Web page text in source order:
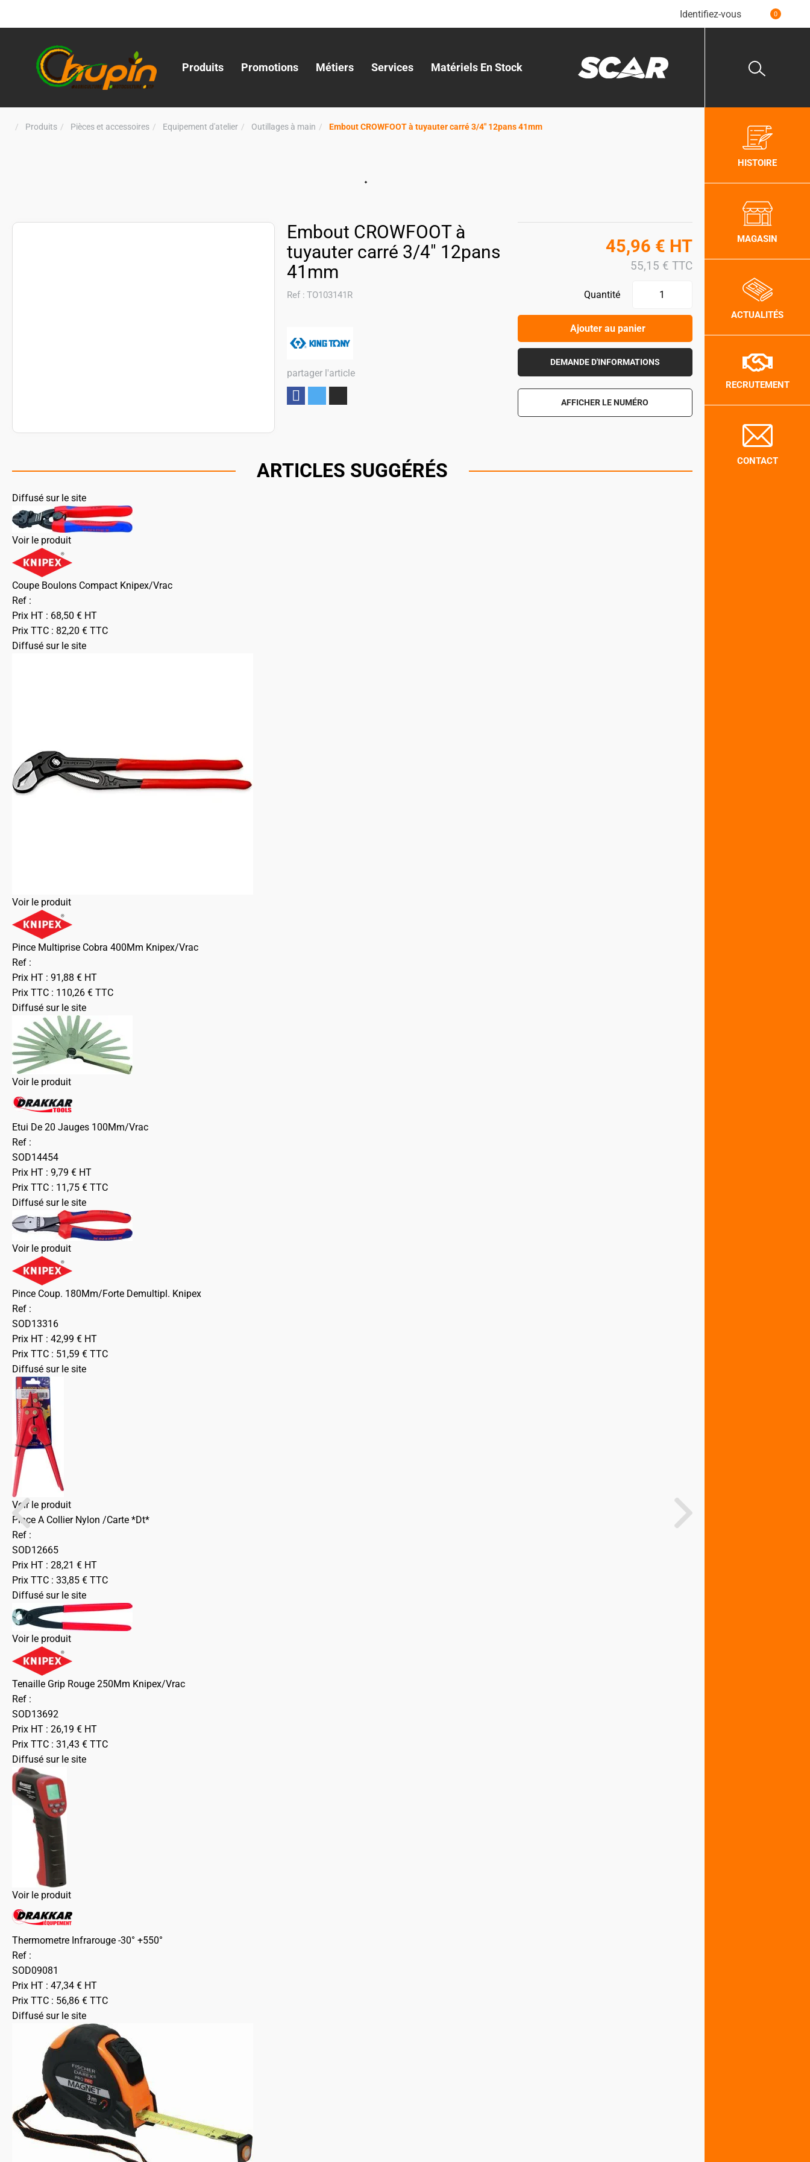
Identifiez-vous 0
Produits Promotions Métiers Services Matériels En Stock
Produits Pièces et accessoires Equipement d'atelier Outillages à main Embout CROWFOOT à tuyauter carré 3/4" 12pans 41mm
Embout CROWFOOT à
tuyauter carré 3/4" 12pans
41mm
Ref : TO103141R
partager l'article
45,96 € HT
55,15 € TTC
Quantité
Ajouter au panier
DEMANDE D'INFORMATIONS
AFFICHER LE NUMÉRO
ARTICLES SUGGÉRÉS
Diffusé sur le site
Voir le produit
Coupe Boulons Compact Knipex/Vrac
Ref :
Prix HT : 68,50 € HT
Prix TTC : 82,20 € TTC
Diffusé sur le site
Voir le produit
Pince Multiprise Cobra 400Mm Knipex/Vrac
Ref :
Prix HT : 91,88 € HT
Prix TTC : 110,26 € TTC
Diffusé sur le site
Voir le produit
Etui De 20 Jauges 100Mm/Vrac
Ref :
SOD14454
Prix HT : 9,79 € HT
Prix TTC : 11,75 € TTC
Diffusé sur le site
Voir le produit
Pince Coup. 180Mm/Forte Demultipl. Knipex
Ref :
SOD13316
Prix HT : 42,99 € HT
Prix TTC : 51,59 € TTC
Diffusé sur le site
Voir le produit
Pince A Collier Nylon /Carte *Dt*
Ref :
SOD12665
Prix HT : 28,21 € HT
Prix TTC : 33,85 € TTC
Diffusé sur le site
Voir le produit
Tenaille Grip Rouge 250Mm Knipex/Vrac
Ref :
SOD13692
Prix HT : 26,19 € HT
Prix TTC : 31,43 € TTC
Diffusé sur le site
Voir le produit
Thermometre Infrarouge -30° +550°
Ref :
SOD09081
Prix HT : 47,34 € HT
Prix TTC : 56,86 € TTC
Diffusé sur le site
HISTOIRE
MAGASIN
ACTUALITÉS
RECRUTEMENT
CONTACT